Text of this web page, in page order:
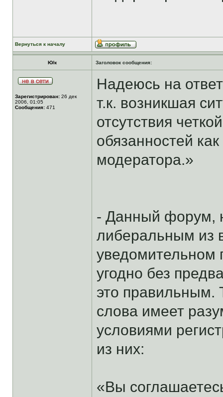
Вернуться к началу
Ю/к Заголовок сообщения:
Зарегистрирован: 26 дек
2006, 01:05
Сообщения: 471
Надеюсь на
т.к. возникшая
отсутствия
обязанностей
модератора.»
- Данный форум,
либеральным из
уведомительном
угодно без
это правильным.
слова имеет
условиями
из них:
«Вы